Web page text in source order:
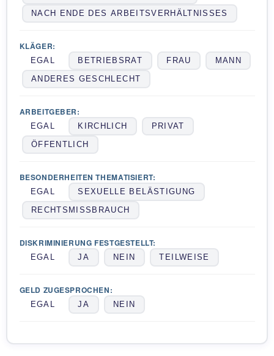
NACH ENDE DES ARBEITSVERHÄLTNISSES
KLÄGER:
EGAL BETRIEBSRAT FRAU
MANN
ANDERES GESCHLECHT
ARBEITGEBER:
EGAL KIRCHLICH
PRIVAT
ÖFFENTLICH
BESONDERHEITEN THEMATISIERT:
EGAL
SEXUELLE BELÄSTIGUNG
RECHTSMISSBRAUCH
DISKRIMINIERUNG FESTGESTELLT:
EGAL JA NEIN TEILWEISE
GELD ZUGESPROCHEN:
EGAL JA NEIN